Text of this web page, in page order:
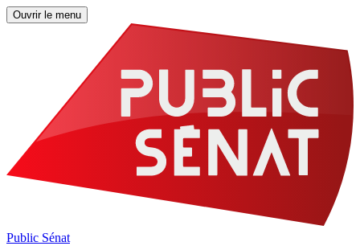
Ouvrir le menu
Public Sénat